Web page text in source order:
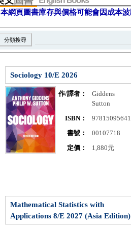
本網頁圖書庫存與價格可能會因成本
Sociology 10/E 2026
作/譯者：
Giddens
Sutton
ISBN：
書號：
00107718
定價：
1,880元
Mathematical Statistics with
Applications 8/E 2027 (Asia Edition)